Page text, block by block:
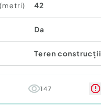
42
Da
Teren construcții
147